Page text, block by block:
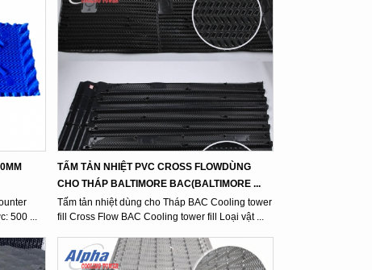
500 ...
TẤM TẢN NHIỆT PVC CROSS FLOWDÙNG
CHO THÁP BALTIMORE BAC(BALTIMORE ...
Tấm tản nhiệt dùng cho Tháp BAC Cooling tower
fill Cross Flow BAC Cooling tower fill Loại vật ...